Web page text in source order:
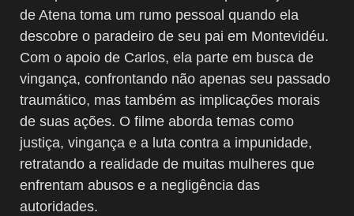
de Atena toma um rumo pessoal quando ela
descobre o paradeiro de seu pai em Montevidéu.
Com o apoio de Carlos, ela parte em busca de
vingança, confrontando não apenas seu passado
traumático, mas também as implicações morais
de suas ações. O filme aborda temas como
justiça, vingança e a luta contra a impunidade,
retratando a realidade de muitas mulheres que
enfrentam abusos e a negligência das
autoridades.